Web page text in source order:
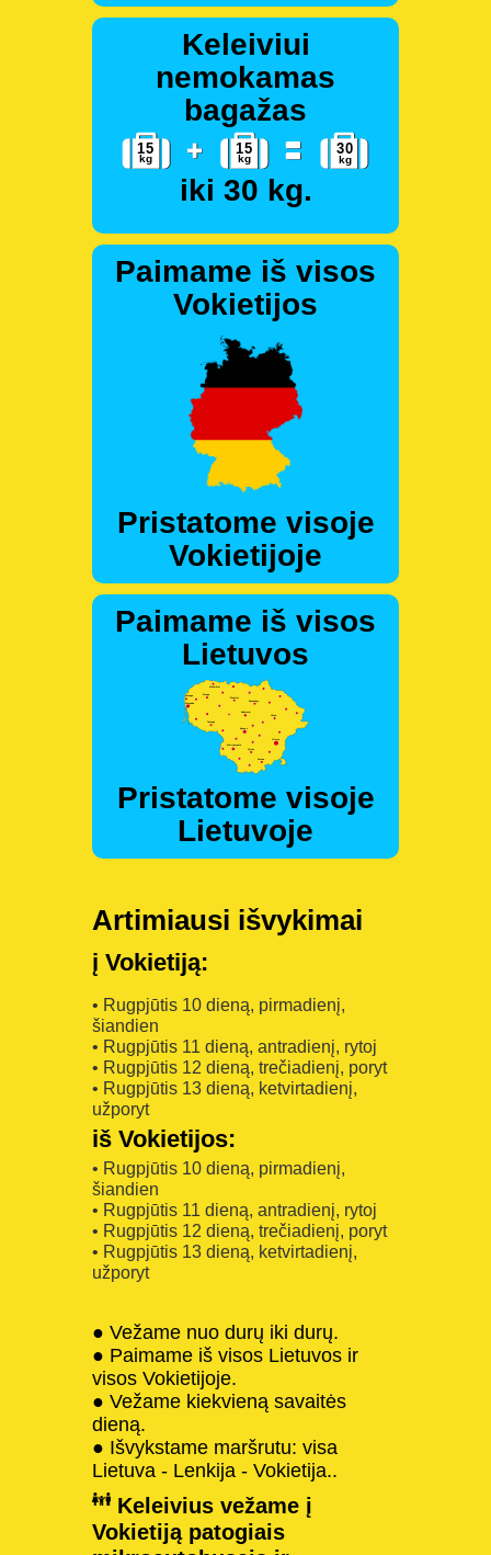
Keleiviui
nemokamas
bagažas
iki 30 kg.
Paimame iš visos
Vokietijos
Pristatome visoje
Vokietijoje
Paimame iš visos
Lietuvos
Pristatome visoje
Lietuvoje
Artimiausi išvykimai
į Vokietiją:
• Rugpjūtis 10 dieną, pirmadienį,
šiandien
• Rugpjūtis 11 dieną, antradienį, rytoj
• Rugpjūtis 12 dieną, trečiadienį, poryt
• Rugpjūtis 13 dieną, ketvirtadienį,
užporyt
iš Vokietijos:
• Rugpjūtis 10 dieną, pirmadienį,
šiandien
• Rugpjūtis 11 dieną, antradienį, rytoj
• Rugpjūtis 12 dieną, trečiadienį, poryt
• Rugpjūtis 13 dieną, ketvirtadienį,
užporyt
● Vežame nuo durų iki durų.
● Paimame iš visos Lietuvos ir
visos Vokietijoje.
● Vežame kiekvieną savaitės
dieną.
● Išvykstame maršrutu: visa
Lietuva - Lenkija - Vokietija..
Keleivius vežame į
Vokietiją patogiais